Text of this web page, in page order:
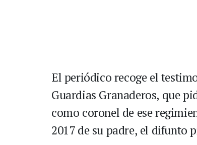
El periódico recoge el
Guardias Granaderos, que
como coronel de ese
2017 de su padre, el difunto